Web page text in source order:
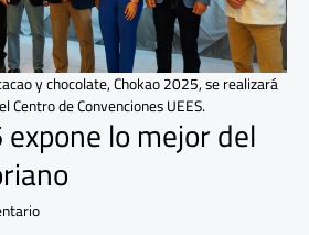
lo mejor del
y chocolate, Chokao 2025, se realizará
de Convenciones UEES.